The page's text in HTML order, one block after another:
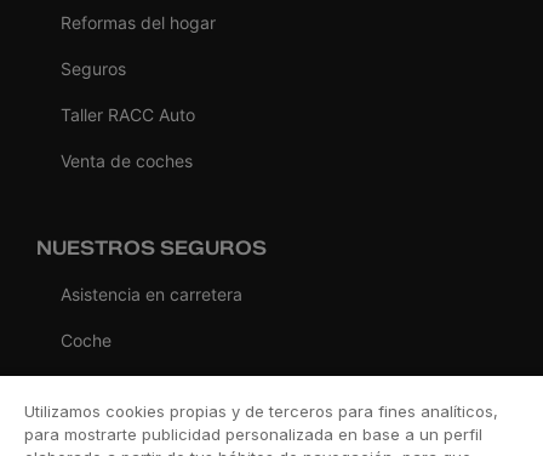
Reformas del hogar
Seguros
Taller RACC Auto
Venta de coches
NUESTROS SEGUROS
Asistencia en carretera
Coche
Viaje
Utilizamos cookies propias y de terceros para fines analíticos,
para mostrarte publicidad personalizada en base a un perfil